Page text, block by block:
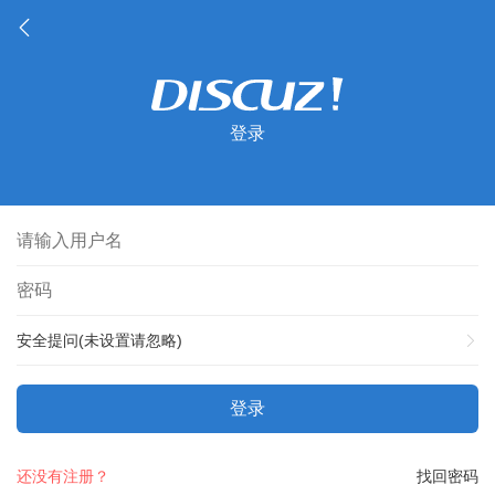
登录
安全提问(未设置请忽略)
登录
找回密码
还没有注册？